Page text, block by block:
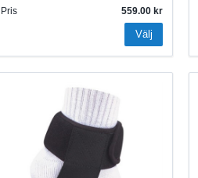
Pris 559.00
Välj